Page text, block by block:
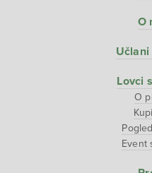
O
Učlani
Lovci
O
Event